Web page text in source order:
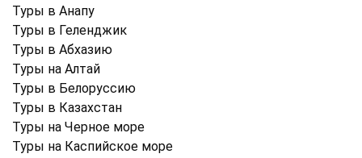
Туры в Анапу
Туры в Геленджик
Туры в Абхазию
Туры на Алтай
Туры в Белоруссию
Туры в Казахстан
Туры на Черное море
Туры на Каспийское море